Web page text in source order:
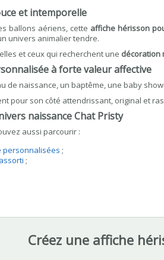
et intemporelle
ballons aériens, cette affiche hérisson
univers animalier tendre.
et ceux qui recherchent une décoration
à forte valeur affective
de naissance, un baptême, une baby
pour son côté attendrissant, original et
naissance Chat Pristy
aussi parcourir :
personnalisées ;
;
Créez une affiche